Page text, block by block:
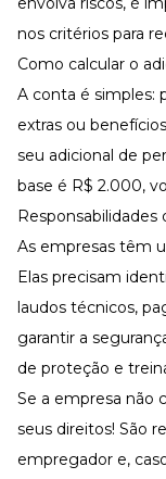
nos critérios para
Como calcular o
A conta é simples:
extras ou
seu adicional de
base é R$ 2.000,
Responsabilidades
As empresas têm
Elas precisam
laudos técnicos,
garantir a
de proteção e
Se a empresa não
seus direitos! São
empregador e,